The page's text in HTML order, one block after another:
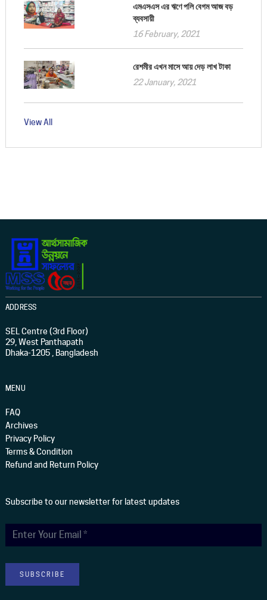
এমএসএস এর ঋণে পলি বেগম আজ বড়
ব্যবসায়ী
16 February, 2021
রেশমীর এখন মাসে আয় দেড় লাখ টাকা
22 January, 2021
View All
ADDRESS
SEL Centre (3rd Floor)
29, West Panthapath
Dhaka-1205 , Bangladesh
MENU
FAQ
Archives
Privacy Policy
Terms & Condition
Refund and Return Policy
Subscribe to our newsletter for latest updates